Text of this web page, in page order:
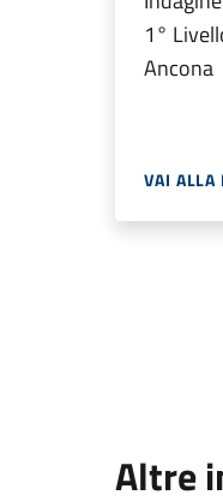
1°
Ancona
VAI ALLA
Altre